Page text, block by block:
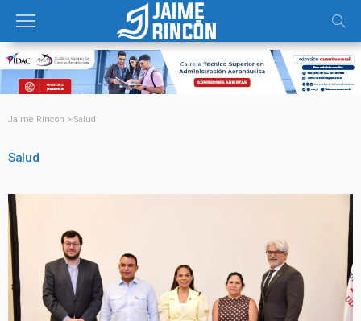
Jaime Rincon > Salud
Salud